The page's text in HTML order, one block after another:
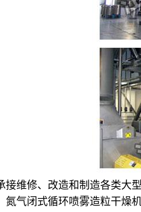
接维修、改造和制造各类大
氮气闭式循环喷雾造粒干燥